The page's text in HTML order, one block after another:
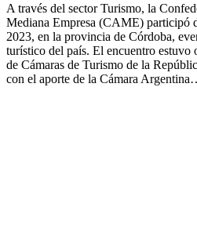
A través del sector Turismo, la
Mediana Empresa (CAME) participó
2023, en la provincia de Córdoba,
turístico del país. El encuentro estuvo
de Cámaras de Turismo de la
con el aporte de la Cámara